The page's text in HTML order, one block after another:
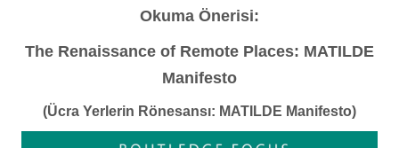
Okuma Önerisi:
The Renaissance of Remote Places: MATILDE
Manifesto
(Ücra Yerlerin Rönesansı: MATILDE Manifesto)